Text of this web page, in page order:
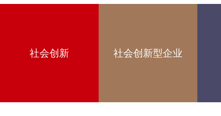
社会创新 社会创新型企业